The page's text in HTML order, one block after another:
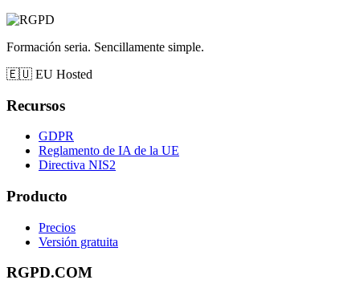
Formación seria. Sencillamente simple.
🇪🇺 EU Hosted
Recursos
GDPR
Reglamento de IA de la UE
Directiva NIS2
Producto
Precios
Versión gratuita
RGPD.COM